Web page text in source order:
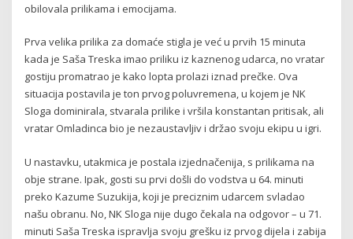
obilovala prilikama i emocijama.
Prva velika prilika za domaće stigla je već u prvih 15 minuta
kada je Saša Treska imao priliku iz kaznenog udarca, no vratar
gostiju promatrao je kako lopta prolazi iznad prečke. Ova
situacija postavila je ton prvog poluvremena, u kojem je NK
Sloga dominirala, stvarala prilike i vršila konstantan pritisak, ali
vratar Omladinca bio je nezaustavljiv i držao svoju ekipu u igri.
U nastavku, utakmica je postala izjednačenija, s prilikama na
obje strane. Ipak, gosti su prvi došli do vodstva u 64. minuti
preko Kazume Suzukija, koji je preciznim udarcem svladao
našu obranu. No, NK Sloga nije dugo čekala na odgovor – u 71.
minuti Saša Treska ispravlja svoju grešku iz prvog dijela i zabija